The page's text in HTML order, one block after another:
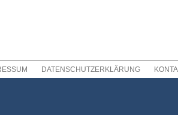
DATENSCHUTZERKLÄRUNG